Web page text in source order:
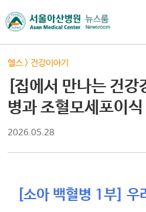
헬스 > 건강이야기
[집에서 만나는 건
병과 조혈모세포이식
2026.05.28
[소아 백혈병 1부] 우